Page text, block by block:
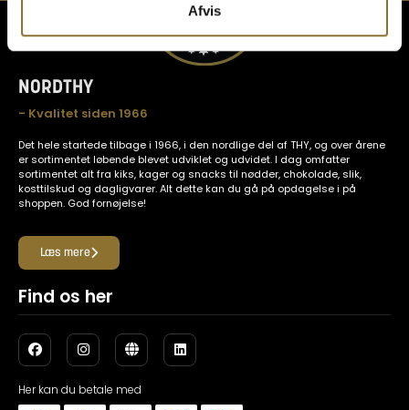
Afvis
NORDTHY
- Kvalitet siden 1966
Det hele startede tilbage i 1966, i den nordlige del af THY, og over årene
er sortimentet løbende blevet udviklet og udvidet. I dag omfatter
sortimentet alt fra kiks, kager og snacks til nødder, chokolade, slik,
kosttilskud og dagligvarer. Alt dette kan du gå på opdagelse i på
shoppen. God fornøjelse!
Læs mere
Find os her
Her kan du betale med